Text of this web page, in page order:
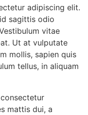
adipiscing elit.
sagittis odio
vitae
Ut at vulputate
mollis, sapien quis
tellus, in aliquam
mattis dui, a